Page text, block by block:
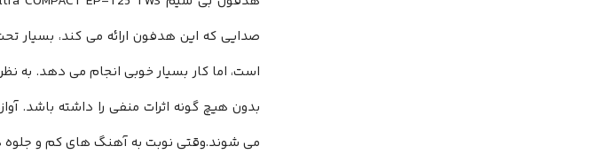
صدایی که این هدفون ارائه می کند، بسیار
است، اما کار بسیار خوبی انجام می دهد. به
بدون هیچ گونه اثرات منفی را داشته باشد.
می شوند.وقتی نوبت به آهنگ ‌های کم و جلوه